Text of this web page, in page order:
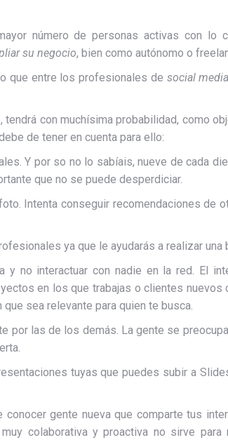
número de personas activas con lo
su negocio, bien como autónomo o
que entre los profesionales de social
, tendrá con muchísima probabilidad, como
de tener en cuenta para ello:
Y por so no lo sabíais, nueve de cada
que no se puede desperdiciar.
Intenta conseguir recomendaciones
ya que le ayudarás a realizar una
no interactuar con nadie en la red. El
en los que trabajas o clientes
sea relevante para quien te busca.
las de los demás. La gente se
tuyas que puedes subir a
gente nueva que comparte tus
colaborativa y proactiva no sirve